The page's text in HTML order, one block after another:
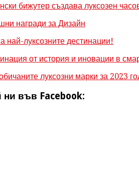
бижутер създава луксозен
награди за Дизайн
най-луксозните дестинации!
от история и иновации в
луксозни марки за 2023
ни във Facebook: